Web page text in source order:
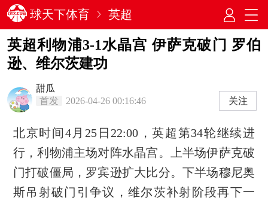
球天下体育 英超
英超利物浦3-1水晶宫 伊萨克破门 罗伯
逊、维尔茨建功
甜瓜
首发
2026-04-26 00:16:46 关注
北京时间4月25日22:00，英超第34轮继续进
行，利物浦主场对阵水晶宫。上半场伊萨克破
门打破僵局，罗宾逊扩大比分。下半场穆尼奥
斯吊射破门引争议，维尔茨补射阶段再下一